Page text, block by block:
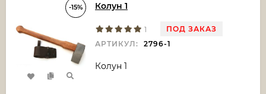
-15% Колун 1
1
ПОД ЗАКАЗ
АРТИКУЛ:
2796-1
Колун 1